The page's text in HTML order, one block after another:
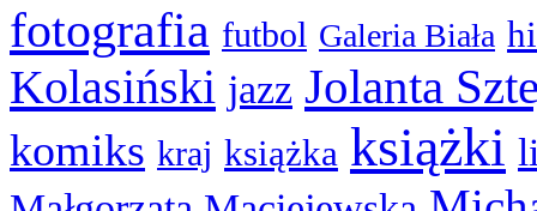
fotografia futbol Galeria Biała
Kolasiński jazz Jolanta
komiks kraj książka książki